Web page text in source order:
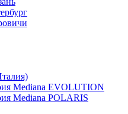
Mediana EVOLUTION
Mediana POLARIS